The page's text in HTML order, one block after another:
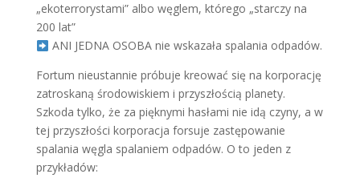
„ekoterrorystami” albo węglem, którego „starczy na
200 lat”
ANI JEDNA OSOBA nie wskazała spalania odpadów.
Fortum nieustannie próbuje kreować się na korporację
zatroskaną środowiskiem i przyszłością planety.
Szkoda tylko, że za pięknymi hasłami nie idą czyny, a w
tej przyszłości korporacja forsuje zastępowanie
spalania węgla spalaniem odpadów. O to jeden z
przykładów: